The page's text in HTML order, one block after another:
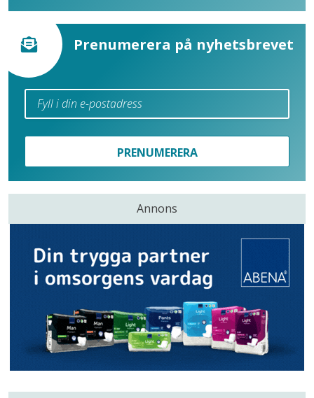
Prenumerera på nyhetsbrevet
PRENUMERERA
Annons